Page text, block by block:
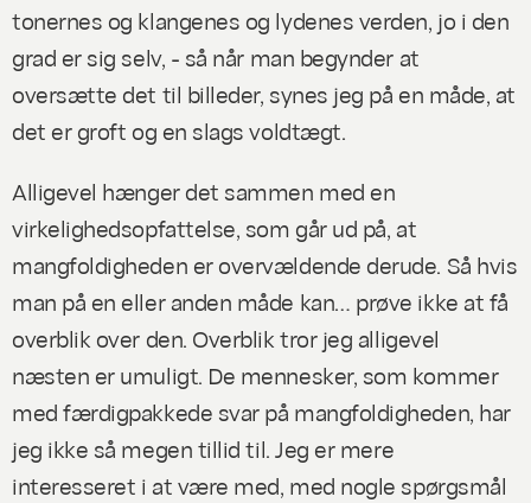
tonernes og klangenes og lydenes verden, jo i den
grad er sig selv, - så når man begynder at
oversætte det til billeder, synes jeg på en måde, at
det er groft og en slags voldtægt.
Alligevel hænger det sammen med en
virkelighedsopfattelse, som går ud på, at
mangfoldigheden er overvældende derude. Så hvis
man på en eller anden måde kan… prøve ikke at få
overblik over den. Overblik tror jeg alligevel
næsten er umuligt. De mennesker, som kommer
med færdigpakkede svar på mangfoldigheden, har
jeg ikke så megen tillid til. Jeg er mere
interesseret i at være med, med nogle spørgsmål